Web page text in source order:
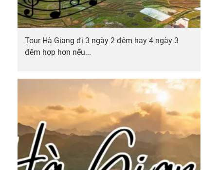
Tour Hà Giang đi 3 ngày 2 đêm hay 4 ngày 3
đêm hợp hơn nếu...